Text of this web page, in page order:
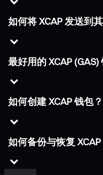
如何将 XCAP 发送到
最好用的 XCAP (GAS)
如何创建 XCAP 钱包？
如何备份与恢复 XCAP